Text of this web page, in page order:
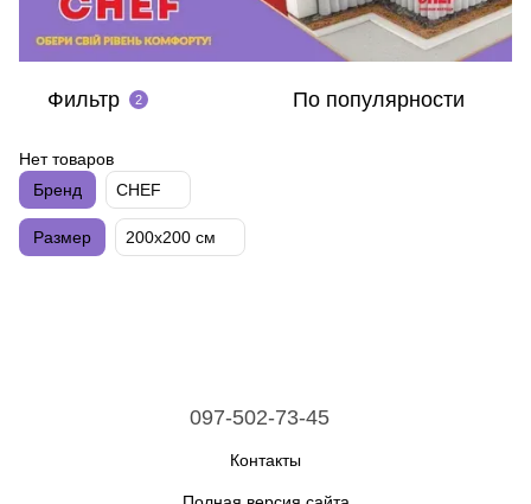
Фильтр 2 По популярности
Нет товаров
Бренд
CHEF
Размер 200х200 см
097-502-73-45
Контакты